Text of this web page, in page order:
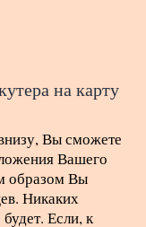
на карту
Вы сможете
Вашего
образом Вы
Никаких
Если, к